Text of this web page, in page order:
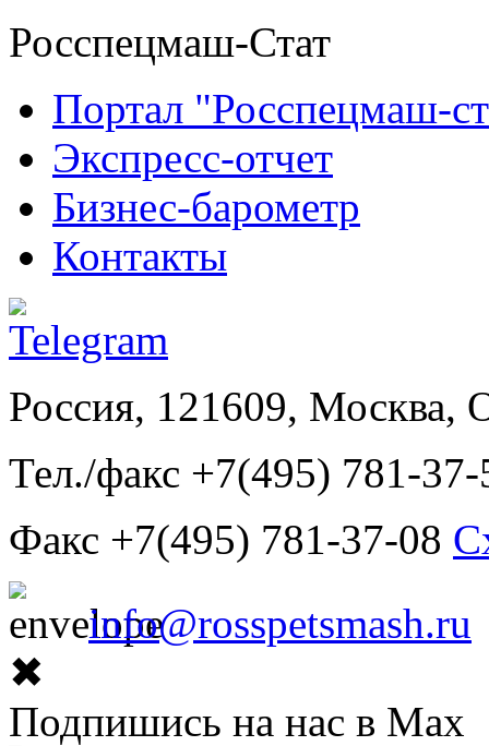
Росспецмаш-Стат
Портал "Росспецмаш-
Экспресс-отчет
Бизнес-барометр
Контакты
Россия, 121609, Москва,
Тел./факс +7(495) 781-37-
Факс +7(495) 781-37-08
info@rosspetsmash.ru
✖
Подпишись на нас в Max